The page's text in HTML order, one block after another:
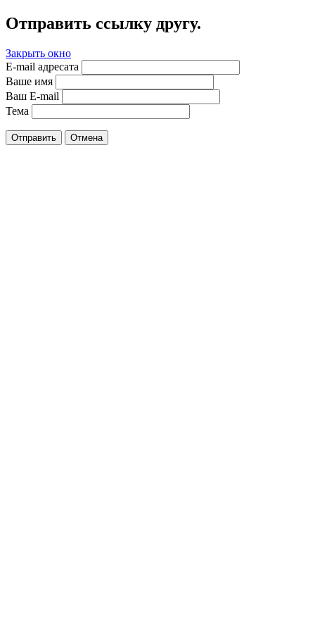
Отправить ссылку другу.
Закрыть окно
E-mail адресата
Ваше имя
Ваш E-mail
Тема
Отправить Отмена